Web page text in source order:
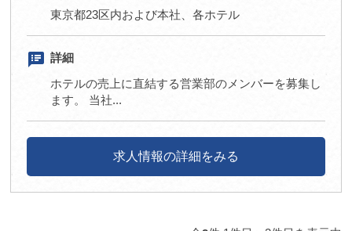
東京都23区内および本社、各ホテル
speaker_notes 詳細
ホテルの売上に直結する営業部のメンバーを募集し
ます。 当社...
求人情報の詳細をみる